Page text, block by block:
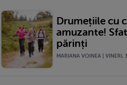
Drumețiile cu
amuzante!
părinți
MARIANA VOINEA | VINERI,